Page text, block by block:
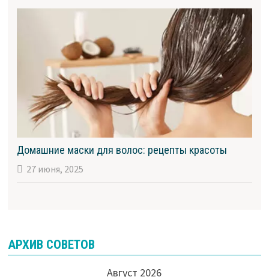
Домашние маски для волос: рецепты красоты
27 июня, 2025
АРХИВ СОВЕТОВ
Август 2026